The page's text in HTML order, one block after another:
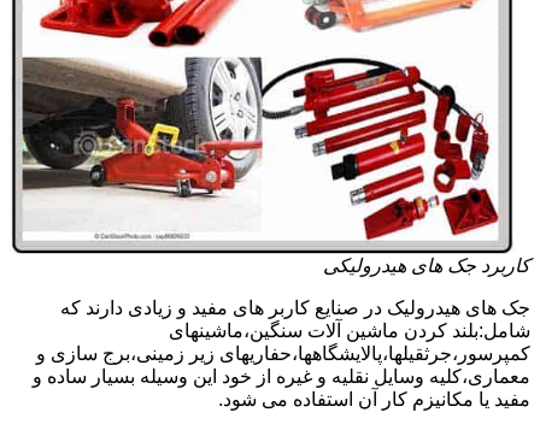
کاربرد جک های هیدرولیکی
جک های هیدرولیک در صنایع کاربر های مفید و زیادی دارند که
شامل:بلند کردن ماشین آلات سنگین،ماشینهای
کمپرسور،جرثقیلها،پالایشگاهها،حفاریهای زیر زمینی،برج سازی و
معماری،کلیه وسایل نقلیه و غیره از خود این وسیله بسیار ساده و
مفید یا مکانیزم کار آن استفاده می شود.